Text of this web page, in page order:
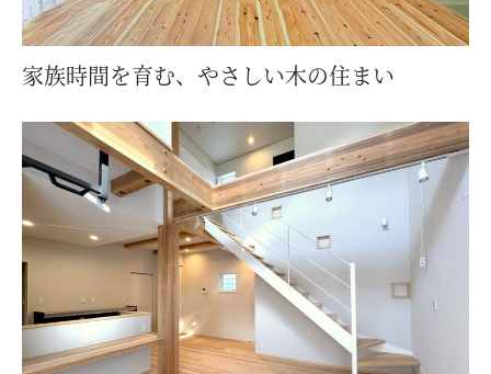
家族時間を育む、やさしい木の住まい